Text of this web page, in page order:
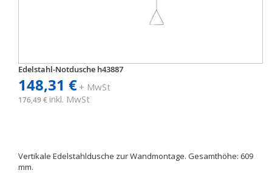
Edelstahl-Notdusche h43887
148,31 €+ MwSt
176,49 € inkl. MwSt
Vertikale Edelstahldusche zur Wandmontage. Gesamthöhe: 609
mm.